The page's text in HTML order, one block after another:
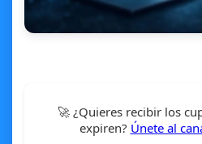
🚀 ¿Quieres recibir los
expiren? Únete al